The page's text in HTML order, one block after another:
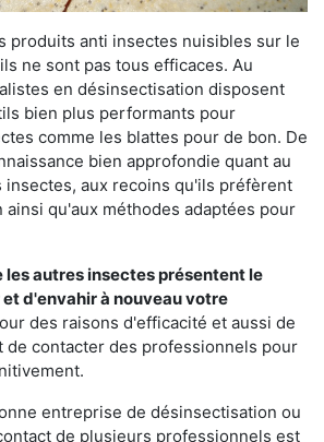
produits anti insectes nuisibles sur le
ne sont pas tous efficaces. Au
en désinsectisation disposent
bien plus performants pour
comme les blattes pour de bon. De
bien approfondie quant au
insectes, aux recoins qu'ils préfèrent
ainsi qu'aux méthodes adaptées pour
les autres insectes présentent le
d'envahir à nouveau votre
des raisons d'efficacité et aussi de
de contacter des professionnels pour
entreprise de désinsectisation ou
de plusieurs professionnels est